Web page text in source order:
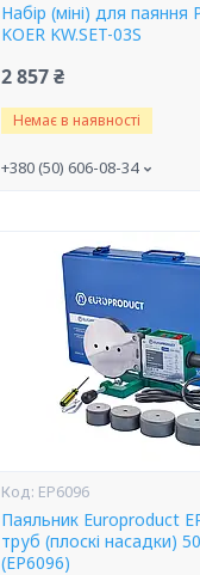
Набір (міні) для паяння
KOER KW.SET-03S
2 857 ₴
Немає в наявності
+380 (50) 606-08-34
EP6096
Паяльник Europroduct
труб (плоскі насадки)
(EP6096)